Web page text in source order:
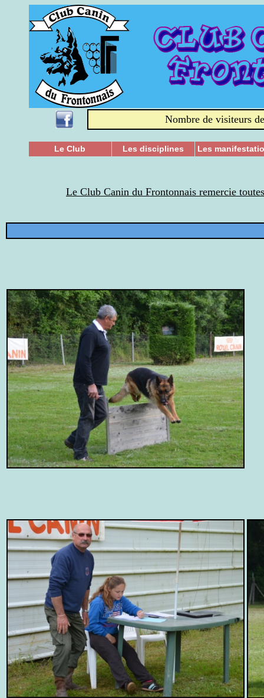
Nombre de visiteurs
Le Club Les disciplines Les
Le Club Canin du Frontonnais remercie